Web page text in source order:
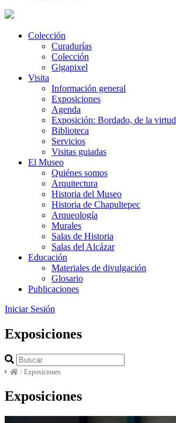
Colección
Curadurías
Colección
Gigapixel
Visita
Información general
Exposiciones
Agenda
Exposición: Bordado, de la virtud
Biblioteca
Servicios
Visitas guiadas
El Museo
Quiénes somos
Arquitectura
Historia del Museo
Historia de Chapultepec
Arqueología
Murales
Salas de Historia
Salas del Alcázar
Educación
Materiales de divulgación
Glosario
Publicaciones
Iniciar Sesión
Exposiciones
/ Exposiciones
Exposiciones